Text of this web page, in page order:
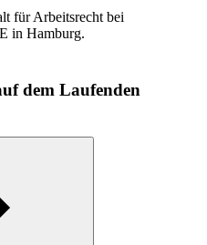
für Arbeitsrecht bei
in Hamburg.
dem Laufenden